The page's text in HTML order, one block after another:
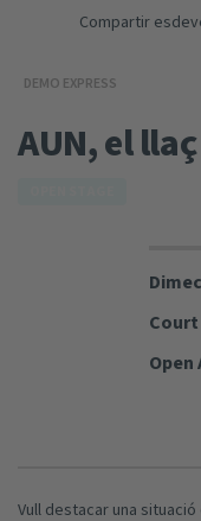
Compartir
DEMO EXPRESS
AUN, el
Open
Vull destacar una